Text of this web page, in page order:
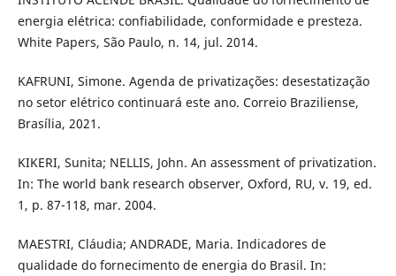
energia elétrica: confiabilidade, conformidade e presteza.
White Papers, São Paulo, n. 14, jul. 2014.
KAFRUNI, Simone. Agenda de privatizações: desestatização
no setor elétrico continuará este ano. Correio Braziliense,
Brasília, 2021.
KIKERI, Sunita; NELLIS, John. An assessment of privatization.
In: The world bank research observer, Oxford, RU, v. 19, ed.
1, p. 87-118, mar. 2004.
MAESTRI, Cláudia; ANDRADE, Maria. Indicadores de
qualidade do fornecimento de energia do Brasil. In: